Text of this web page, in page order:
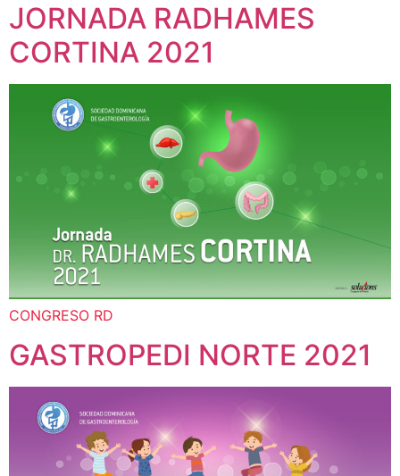
JORNADA RADHAMES
CORTINA 2021
CONGRESO RD
GASTROPEDI NORTE 2021